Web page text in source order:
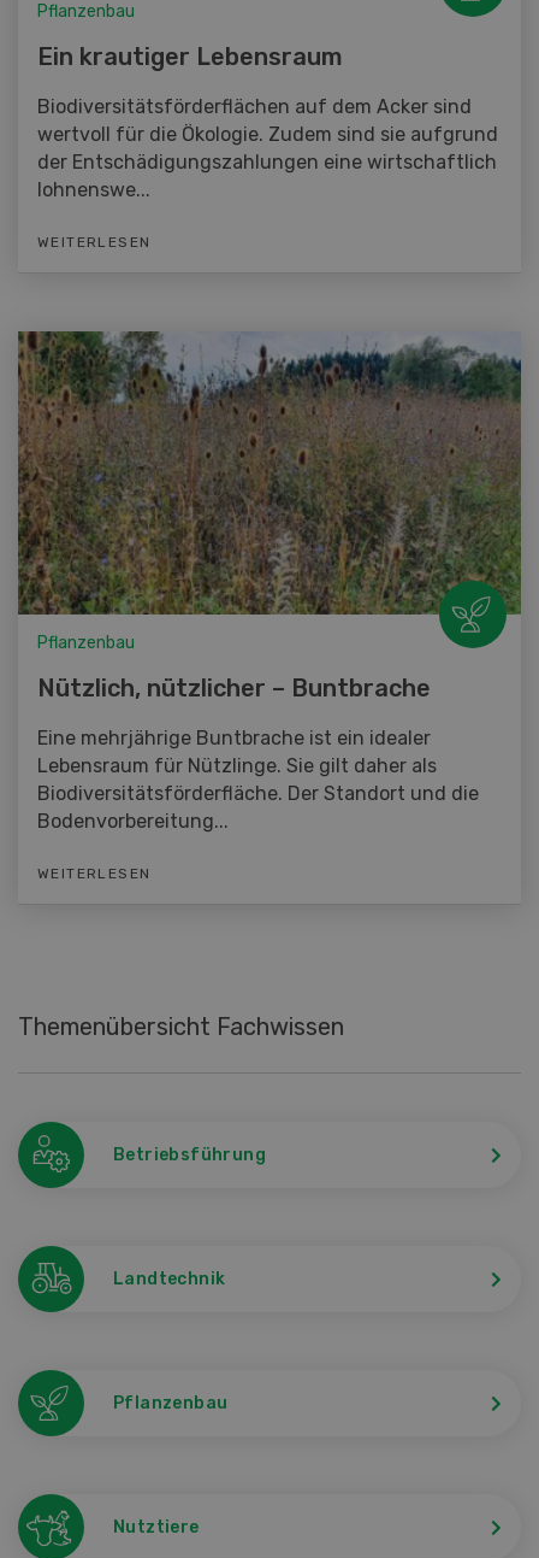
Pflanzenbau
Ein krautiger Lebensraum
Biodiversitätsförderflächen auf dem Acker sind
wertvoll für die Ökologie. Zudem sind sie aufgrund
der Entschädigungszahlungen eine wirtschaftlich
lohnenswe...
WEITERLESEN
Pflanzenbau
Nützlich, nützlicher – Buntbrache
Eine mehrjährige Buntbrache ist ein idealer
Lebensraum für Nützlinge. Sie gilt daher als
Biodiversitätsförderfläche. Der Standort und die
Bodenvorbereitung...
WEITERLESEN
Themenübersicht Fachwissen
Betriebsführung
Landtechnik
Pflanzenbau
Nutztiere